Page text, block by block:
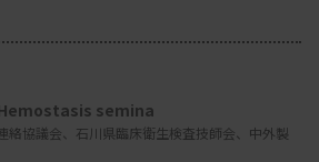
semina
絡協議会、石川県臨床衛生検査技師会、中外製